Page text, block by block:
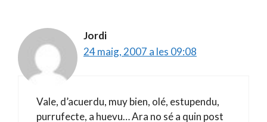
Jordi
24 maig, 2007 a les 09:08
Vale, d’acuerdu, muy bien, olé, estupendu,
purrufecte, a huevu… Ara no sé a quin post